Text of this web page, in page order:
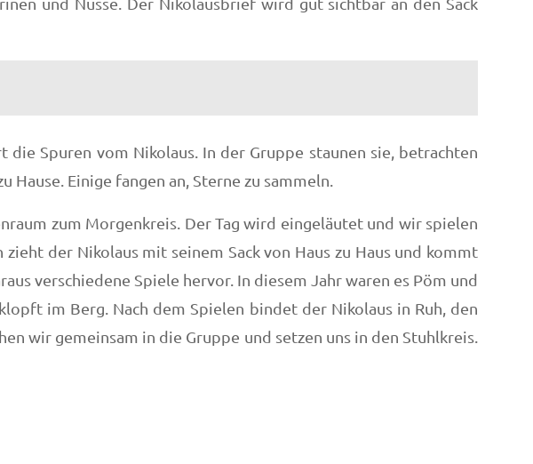
Spuren vom Nikolaus. In der Gruppe staunen sie, betrachten
Einige fangen an, Sterne zu sammeln.
zum Morgenkreis. Der Tag wird eingeläutet und wir spielen
der Nikolaus mit seinem Sack von Haus zu Haus und kommt
verschiedene Spiele hervor. In diesem Jahr waren es Pöm und
im Berg. Nach dem Spielen bindet der Nikolaus in Ruh, den
wir gemeinsam in die Gruppe und setzen uns in den Stuhlkreis.